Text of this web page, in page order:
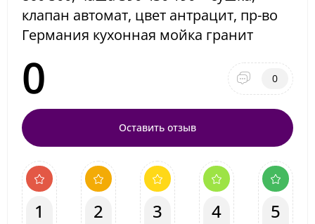
клапан автомат, цвет антрацит, пр-во
Германия кухонная мойка гранит
0 0
Оставить отзыв
1 2 3 4 5